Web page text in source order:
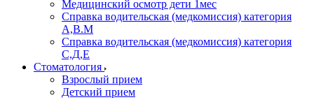
Медицинский осмотр дети 1мес
Справка водительская (медкомиссия) категория
А,В.М
Справка водительская (медкомиссия) категория
С,Д,Е
Стоматология
Взрослый прием
Детский прием